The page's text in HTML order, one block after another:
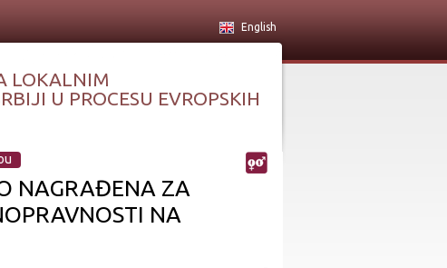
English
LOKALNIM
U PROCESU EVROPSKIH
NAGRAĐENA ZA
NA